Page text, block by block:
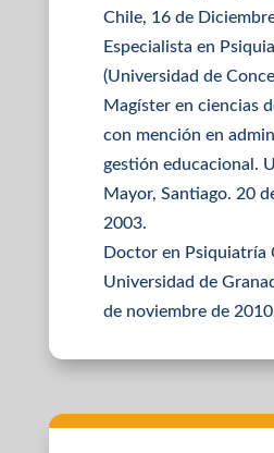
Chile, 16 de
Especialista en
(Universidad de
Magíster en ciencias
con mención en
gestión educacional.
Mayor, Santiago. 20
2003.
Doctor en Psiquiatría
Universidad de
de noviembre de